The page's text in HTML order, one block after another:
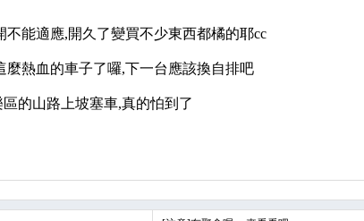
不能適應,開久了變買不少東西都橘的耶cc
麼熱血的車子了囉,下一台應該換自排吧
的山路上坡塞車,真的怕到了